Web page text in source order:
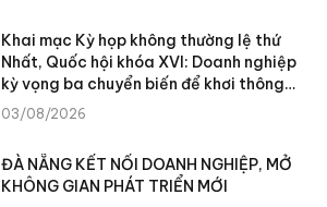
Khai mạc Kỳ họp không thường lệ thứ
Nhất, Quốc hội khóa XVI: Doanh nghiệp
kỳ vọng ba chuyển biến để khơi thông
nguồn lực phát triển
03/08/2026
ĐÀ NẴNG KẾT NỐI DOANH NGHIỆP, MỞ
KHÔNG GIAN PHÁT TRIỂN MỚI